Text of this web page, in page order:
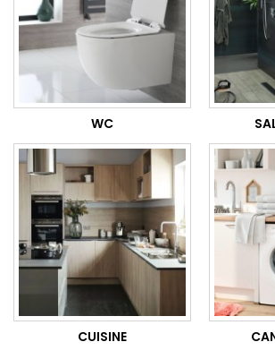
WC
CUISINE